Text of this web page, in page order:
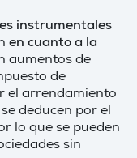
instrumentales
en cuanto a la
aumentos de
de
el arrendamiento
deducen por el
lo que se pueden
sin